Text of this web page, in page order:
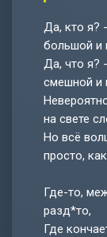
Да, кто я?
большой и
Да, что я?
смешной и
на свете
Но всё
просто,
Где-то,
разд*то,
Где